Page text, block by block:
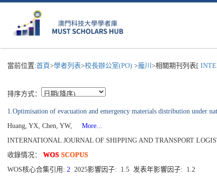
當前位置:首頁>學者列表>校長辦公室(PO) >龐川 >相關期刊列表[
排序方式：
1.Optimisation of evacuation and emergency materials distribution under
Huang, YX, Chen, YW,
More...
INTERNATIONAL JOURNAL OF SHIPPING AND TRANSPORT
收錄情况： WOS SCOPUS
WOS核心合集引用: 2 2025影響因子: 1.5 发表年影響因子: 1.2